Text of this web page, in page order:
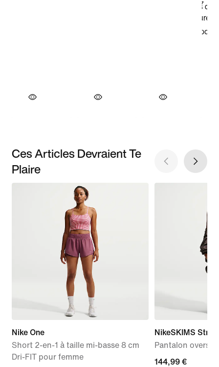
Ces Articles Devraient Te
Plaire
Nike One
Short 2-en-1 à taille mi-basse 8 cm
Dri-FIT pour femme
NikeSKIMS
Pantalon
144,99 €
144,99 €